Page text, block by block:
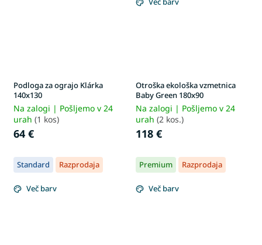
Podloga za ograjo Klárka
140x130
Na zalogi | Pošljemo v 24
urah (1 kos)
64 €
Otroška ekološka vzmetnica
Baby Green 180x90
Na zalogi | Pošljemo v 24
urah (2 kos.)
118 €
Standard Razprodaja
Več barv
Premium Razprodaja
Več barv